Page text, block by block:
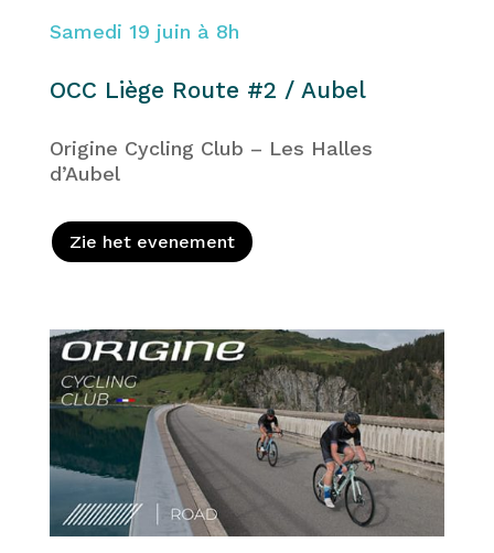
Samedi 19 juin à 8h
OCC Liège Route #2 / Aubel
Origine Cycling Club – Les Halles
d’Aubel
Zie het evenement